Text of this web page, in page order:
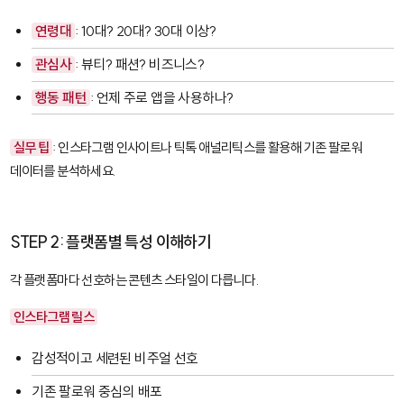
연령대 : 10대? 20대? 30대 이상?
관심사 : 뷰티? 패션? 비즈니스?
행동 패턴 : 언제 주로 앱을 사용하나?
실무 팁 : 인스타그램 인사이트나 틱톡 애널리틱스를 활용해 기존 팔로워
데이터를 분석하세요.
STEP 2: 플랫폼별 특성 이해하기
각 플랫폼마다 선호하는 콘텐츠 스타일이 다릅니다.
인스타그램 릴스
감성적이고 세련된 비주얼 선호
기존 팔로워 중심의 배포